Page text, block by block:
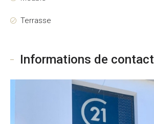
Terrasse
Informations de contact